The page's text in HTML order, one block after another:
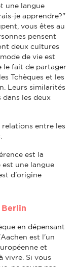
une langue
je apprendre?"
vous êtes au
pensent
deux cultures
de vie est
le fait de partager
Tchèques et les
Leurs similarités
les deux
entre les
est la
une langue
d'origine
Berlin
en dépensant
est l'un
et
vivre. Si vous